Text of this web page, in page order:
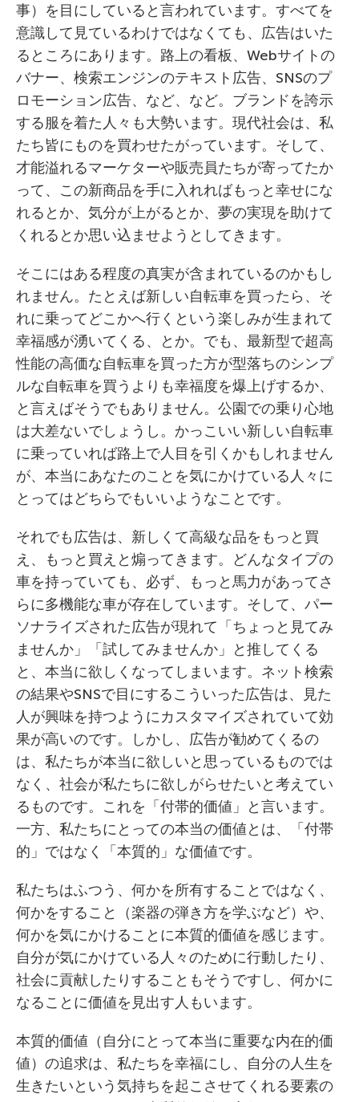
事）を目にしていると言われています。すべてを
意識して見ているわけではなくても、広告はいた
るところにあります。路上の看板、Webサイトの
バナー、検索エンジンのテキスト広告、SNSのプ
ロモーション広告、など、など。ブランドを誇示
する服を着た人々も大勢います。現代社会は、私
たち皆にものを買わせたがっています。そして、
才能溢れるマーケターや販売員たちが寄ってたか
って、この新商品を手に入れればもっと幸せにな
れるとか、気分が上がるとか、夢の実現を助けて
くれるとか思い込ませようとしてきます。
そこにはある程度の真実が含まれているのかもし
れません。たとえば新しい自転車を買ったら、そ
れに乗ってどこかへ行くという楽しみが生まれて
幸福感が湧いてくる、とか。でも、最新型で超高
性能の高価な自転車を買った方が型落ちのシンプ
ルな自転車を買うよりも幸福度を爆上げするか、
と言えばそうでもありません。公園での乗り心地
は大差ないでしょうし。かっこいい新しい自転車
に乗っていれば路上で人目を引くかもしれません
が、本当にあなたのことを気にかけている人々に
とってはどちらでもいいようなことです。
それでも広告は、新しくて高級な品をもっと買
え、もっと買えと煽ってきます。どんなタイプの
車を持っていても、必ず、もっと馬力があってさ
らに多機能な車が存在しています。そして、パー
ソナライズされた広告が現れて「ちょっと見てみ
ませんか」「試してみませんか」と推してくる
と、本当に欲しくなってしまいます。ネット検索
の結果やSNSで目にするこういった広告は、見た
人が興味を持つようにカスタマイズされていて効
果が高いのです。しかし、広告が勧めてくるの
は、私たちが本当に欲しいと思っているものでは
なく、社会が私たちに欲しがらせたいと考えてい
るものです。これを「付帯的価値」と言います。
一方、私たちにとっての本当の価値とは、「付帯
的」ではなく「本質的」な価値です。
私たちはふつう、何かを所有することではなく、
何かをすること（楽器の弾き方を学ぶなど）や、
何かを気にかけることに本質的価値を感じます。
自分が気にかけている人々のために行動したり、
社会に貢献したりすることもそうですし、何かに
なることに価値を見出す人もいます。
本質的価値（自分にとって本当に重要な内在的価
値）の追求は、私たちを幸福にし、自分の人生を
生きたいという気持ちを起こさせてくれる要素の